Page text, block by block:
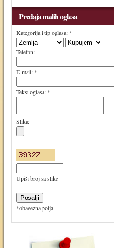
Predaja malih oglasa
Kategorija i tip oglasa: *
Telefon:
E-mail: *
Tekst oglasa: *
Slika:
Upiši broj sa slike
*obavezna polja